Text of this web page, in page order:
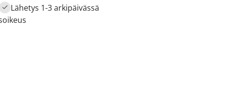
Lähetys 1-3 arkipäivässä